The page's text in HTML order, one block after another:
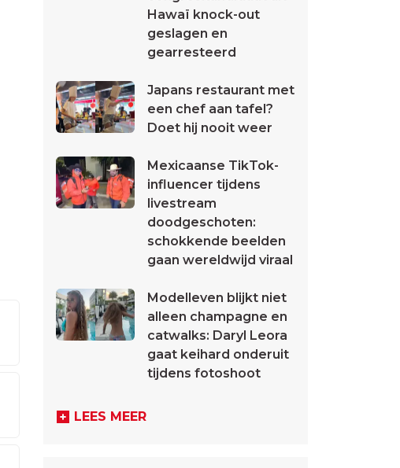
Hawaï knock-out
geslagen en
gearresteerd
Japans restaurant met
een chef aan tafel?
Doet hij nooit weer
Mexicaanse TikTok-
influencer tijdens
livestream
doodgeschoten:
schokkende beelden
gaan wereldwijd viraal
Modelleven blijkt niet
alleen champagne en
catwalks: Daryl Leora
gaat keihard onderuit
tijdens fotoshoot
LEES MEER